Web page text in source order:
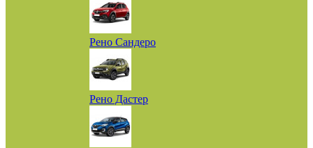
Рено Сандеро
Рено Дастер